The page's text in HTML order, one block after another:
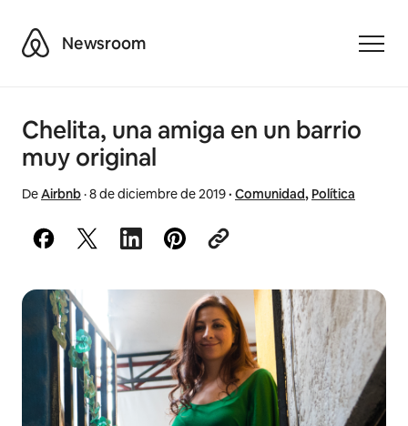
AirbnbNewsroom
Chelita, una amiga en un barrio
muy original
DeAirbnb·8 de diciembre de 2019· Comunidad, Política